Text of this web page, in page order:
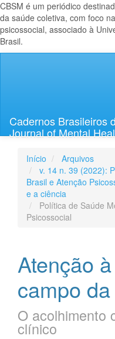
CBSM é um periódico
da saúde coletiva, com foco
psicossocial, associado à
Brasil.
Lateral
Cadernos Brasileiros
Journal of Mental
Início
Arquivos
v. 14 n. 39 (2022):
Brasil e Atenção
e a ciência
Política de Saúde
Psicossocial
Atenção
campo
O acolhimento
clínico